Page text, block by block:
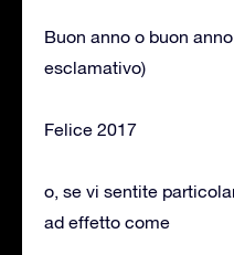
Buon anno o buon
esclamativo)
Felice 2017
o, se vi sentite
ad effetto come